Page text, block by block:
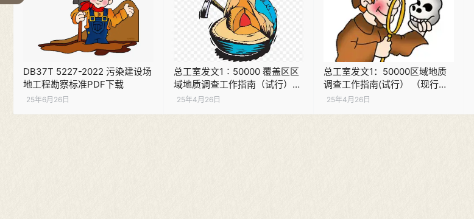
DB37T 5227-2022 污染建设场
地工程勘察标准PDF下载
25年6月26日
总工室发文1∶50000 覆盖区区
域地质调查工作指南（试行）
（现行）PDF下载
25年4月26日
总工室发文1：50000区域地质
调查工作指南(试行） （现行）
PDF下载
25年4月26日